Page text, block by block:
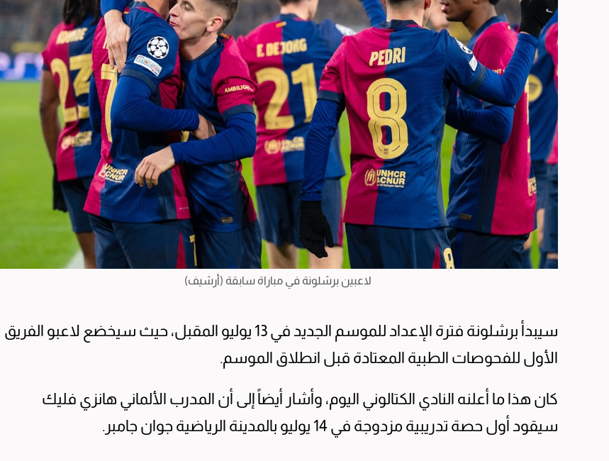
لاعبين برشلونة في مباراة سابقة (أرشيف)
سيبدأ برشلونة فترة الإعداد للموسم الجديد في 13 يوليو المقبل، حيث سيخضع لاعبو الفريق
الأول للفحوصات الطبية المعتادة قبل انطلاق الموسم.
كان هذا ما أعلنه النادي الكتالوني اليوم، وأشار أيضاً إلى أن المدرب الألماني هانزي فليك
سيقود أول حصة تدريبية مزدوجة في 14 يوليو بالمدينة الرياضية جوان جامبر.